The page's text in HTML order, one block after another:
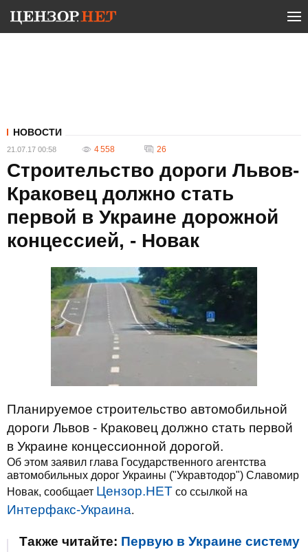
НОВОСТИ
21.07.17 00:58 4 558 26
Строительство дороги Львов-
Краковец должно стать
первой в Украине дорожной
концессией, - Новак
Планируемое строительство автомобильной
дороги Львов - Краковец должно стать первой
в Украине концессионной дорогой.
Об этом заявил глава Государственного агентства
автомобильных дорог Украины ("Укравтодор") Славомир
Новак, сообщает Цензор.НЕТ со ссылкой на
Интерфакс-Украина.
Также читайте: Первую в Украине систему